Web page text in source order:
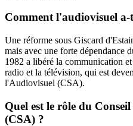
Comment l'audiovisuel a-
Une réforme sous Giscard
mais avec une forte dépendance
1982 a libéré la communication
radio et la télévision, qui est
l'Audiovisuel (CSA).
Quel est le rôle du
(CSA) ?